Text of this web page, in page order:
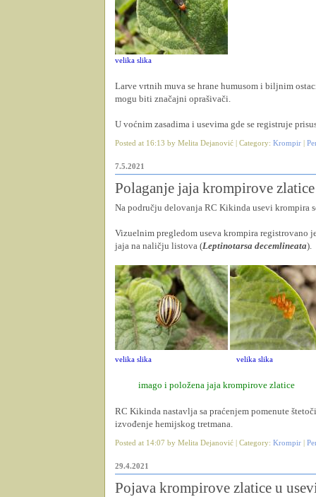
velika slika
Larve vrtnih muva se hrane humusom i biljnim
mogu biti značajni oprašivači.
U voćnim zasadima i usevima gde se registruje
Posted at 16:13 by Melita Dejanović | Category: Krompir
7.5.2021
Polaganje jaja krompirove zlatice
Na području delovanja RC Kikinda usevi krompira
Vizuelnim pregledom useva krompira
jaja na naličju listova (Leptinotarsa decemlineata).
velika slika velika slika
imago i položena jaja krompirove zlatice
RC Kikinda nastavlja sa praćenjem pomenute
izvođenje hemijskog tretmana.
Posted at 14:07 by Melita Dejanović | Category: Krompir
29.4.2021
Pojava krompirove zlatice u